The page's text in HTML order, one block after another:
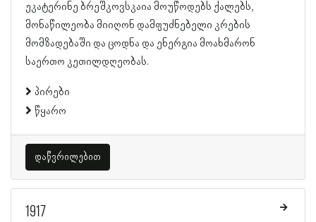
ეკატერინე ბრეშკოვსკაია მოუწოდებს ქალებს,
მონაწილეობა მიიღონ დამფუძნებელი კრების
მომზადებაში და ცოდნა და ენერგია მოახმარონ
საერთო კეთილდღეობას.
პირები
წყარო
დაწვრილებით
1917